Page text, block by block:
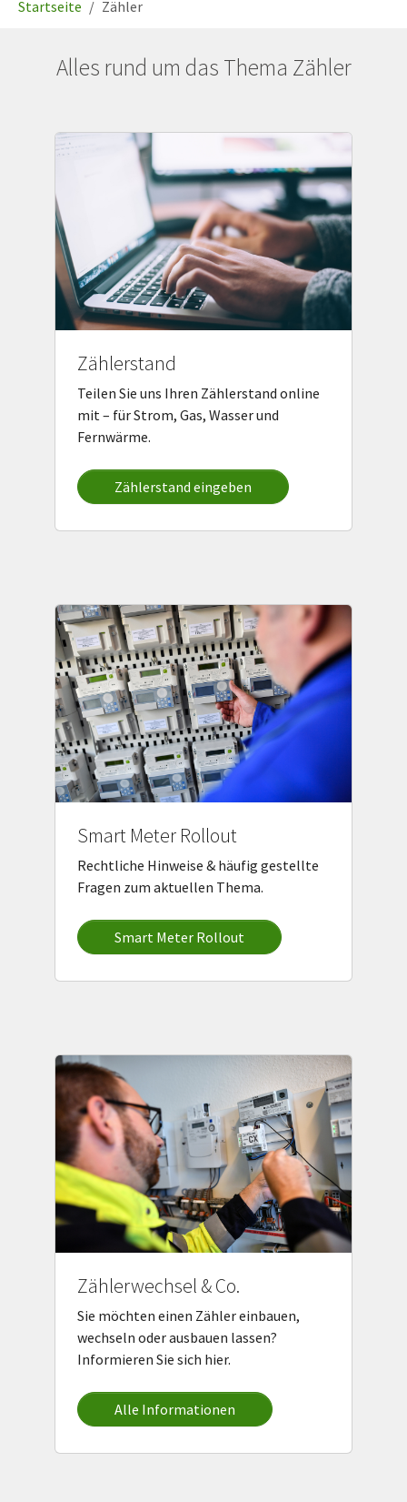
Startseite Zähler
Alles rund um das Thema Zähler
Zählerstand
Teilen Sie uns Ihren Zählerstand online
mit – für Strom, Gas, Wasser und
Fernwärme.
Zählerstand eingeben
Smart Meter Rollout
Rechtliche Hinweise & häufig gestellte
Fragen zum aktuellen Thema.
Smart Meter Rollout
Zählerwechsel & Co.
Sie möchten einen Zähler einbauen,
wechseln oder ausbauen lassen?
Informieren Sie sich hier.
Alle Informationen